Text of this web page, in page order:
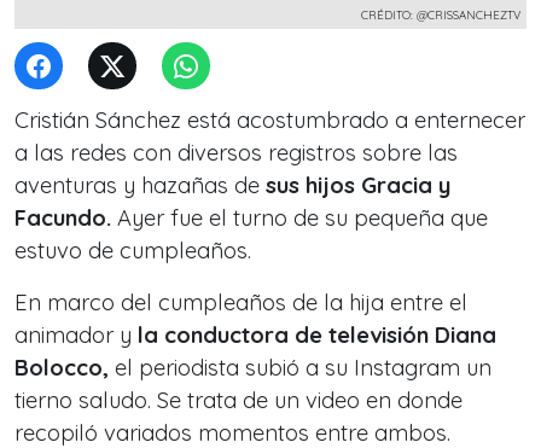
CRÉDITO: @CRISSANCHEZTV
Cristián Sánchez está acostumbrado a enternecer
a las redes con diversos registros sobre las
aventuras y hazañas de sus hijos Gracia y
Facundo. Ayer fue el turno de su pequeña que
estuvo de cumpleaños.
En marco del cumpleaños de la hija entre el
animador y la conductora de televisión Diana
Bolocco, el periodista subió a su Instagram un
tierno saludo. Se trata de un video en donde
recopiló variados momentos entre ambos.